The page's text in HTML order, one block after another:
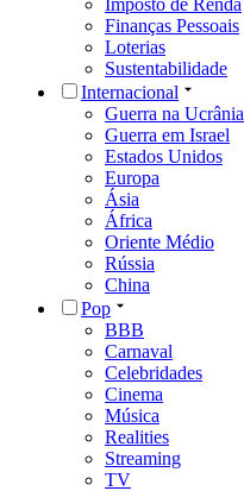
Finanças Pessoais
Loterias
Sustentabilidade
Internacional
Guerra na Ucrânia
Guerra em Israel
Estados Unidos
Europa
Ásia
África
Oriente Médio
Rússia
China
Pop
BBB
Carnaval
Celebridades
Cinema
Música
Realities
Streaming
TV